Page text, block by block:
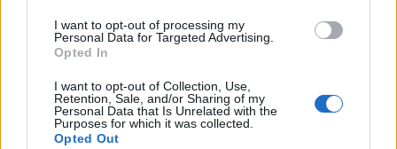
I want to opt-out of processing my
Personal Data for Targeted Advertising.
Opted In
I want to opt-out of Collection, Use,
Retention, Sale, and/or Sharing of my
Personal Data that Is Unrelated with the
Purposes for which it was collected.
Opted Out
az izraeli kormány a Jiszráel Katz védelmi
miniszter által vezetett, újonnan létrehozott
Bevándorlási Igazgatóságon keresztül a
kezdeményezés kiterjesztését tervezi. Ez az
igazgatóság lesz felelős azért, hogy